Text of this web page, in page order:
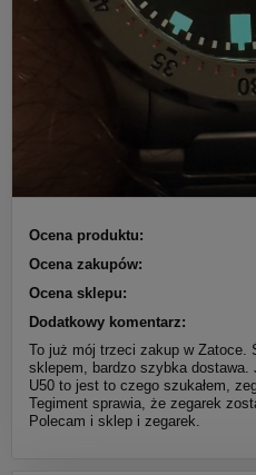
Ocena produktu:
Ocena zakupów:
Ocena sklepu:
Dodatkowy komentarz:
To już mój trzeci zakup w Zatoce.
sklepem, bardzo szybka
U50 to jest to czego szukałem,
Tegiment sprawia, że zegarek
Polecam i sklep i zegarek.